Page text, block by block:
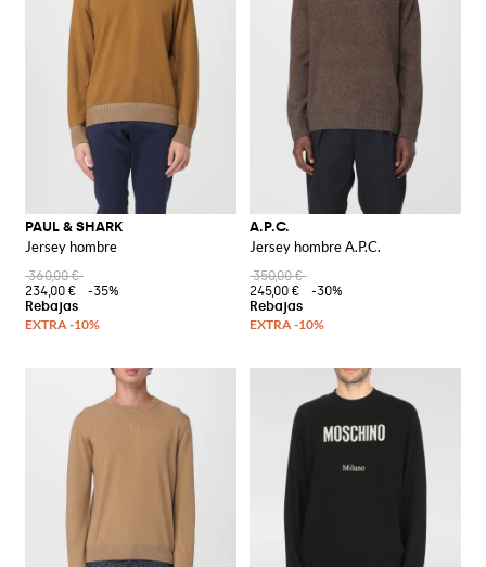
PAUL & SHARK
Jersey hombre
360,00 €
234,00 €
-35%
A.P.C.
Jersey hombre A.P.C.
350,00 €
245,00 €
-30%